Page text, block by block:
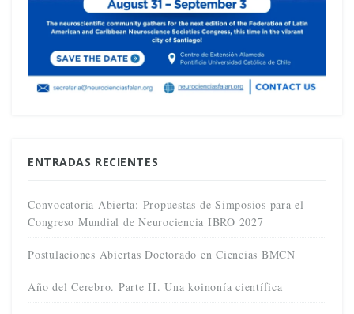
ENTRADAS RECIENTES
Convocatoria Abierta: Propuestas de Simposios para el
Congreso Mundial de Neurociencia IBRO 2027
Postulaciones Abiertas Doctorado en Ciencias BMCN
Año del Cerebro. Parte II. Una koinonía científica